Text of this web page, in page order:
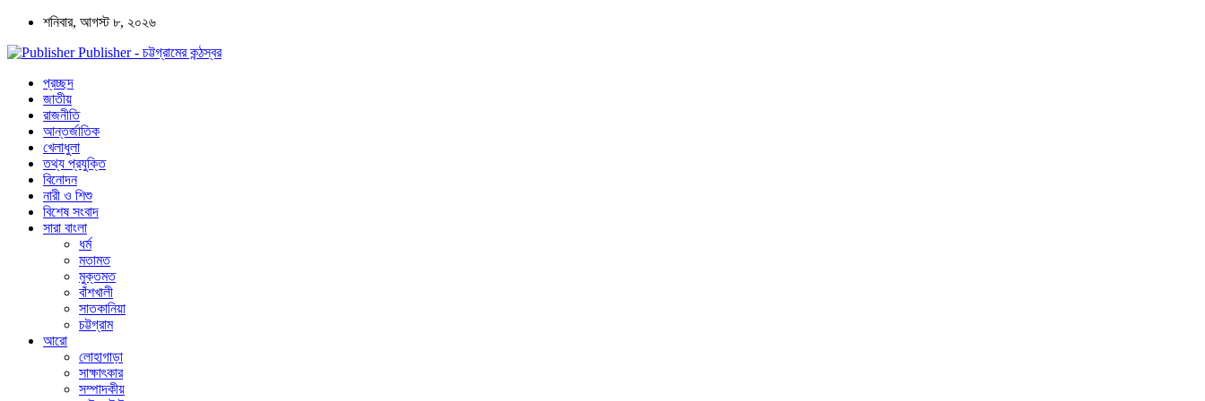
শনিবার, আগস্ট ৮, ২০২৬
Publisher - চট্টগ্রামের কন্ঠস্বর
প্রচ্ছদ
জাতীয়
রাজনীতি
আন্তর্জাতিক
খেলাধুলা
তথ্য প্রযুক্তি
বিনোদন
নারী ও শিশু
বিশেষ সংবাদ
সারা বাংলা
ধর্ম
মতামত
মুক্তমত
বাঁশখালী
সাতকানিয়া
চট্টগ্রাম
আরো
লোহাগাড়া
সাক্ষাৎকার
সম্পাদকীয়